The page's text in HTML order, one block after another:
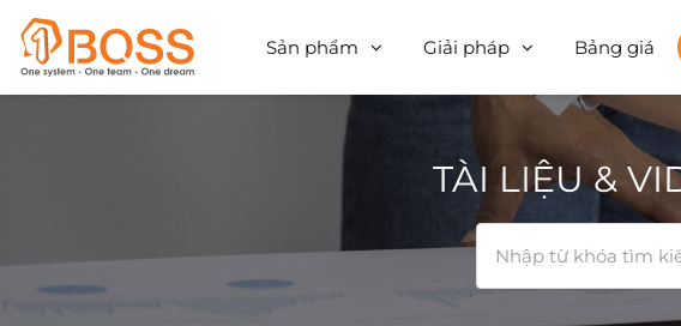
Sản phẩm Giải pháp Bảng giá
TÀI LIỆU &